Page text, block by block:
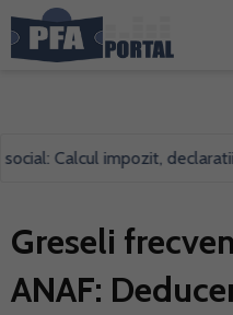
Calcul impozit, declaratii si
Greseli
ANAF: